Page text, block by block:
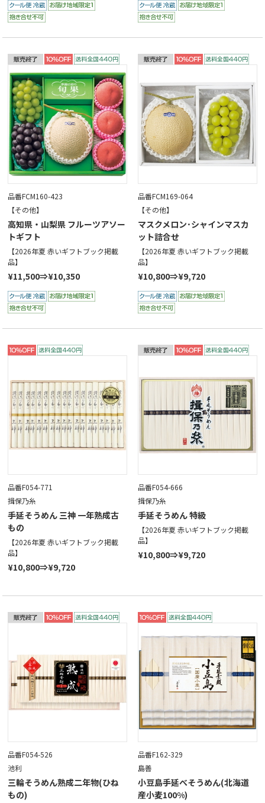
品番FCM160-423
【その他】
高知県・山梨県 フルーツアソー
トギフト
【2026年夏 赤いギフトブック掲載
品】
¥11,500⇒¥10,350
品番FCM169-064
【その他】
マスクメロン･シャインマスカ
ット詰合せ
【2026年夏 赤いギフトブック掲載
品】
¥10,800⇒¥9,720
品番F054-771
揖保乃糸
手延そうめん 三神 一年熟成古
もの
【2026年夏 赤いギフトブック掲載
品】
¥10,800⇒¥9,720
品番F054-666
揖保乃糸
手延そうめん 特級
【2026年夏 赤いギフトブック掲載
品】
¥10,800⇒¥9,720
品番F054-526
池利
三輪そうめん熟成二年物(ひね
もの)
品番F162-329
島善
小豆島手延べそうめん(北海道
産小麦100%)